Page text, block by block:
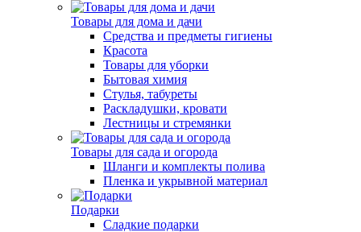
Товары для дома и дачи
Средства и предметы гигиены
Красота
Товары для уборки
Бытовая химия
Стулья, табуреты
Раскладушки, кровати
Лестницы и стремянки
Товары для сада и огорода
Шланги и комплекты полива
Пленка и укрывной материал
Подарки
Cладкие подарки